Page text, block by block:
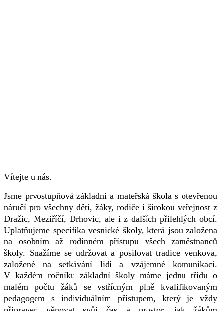
Vítejte u nás.
Jsme prvostupňová základní a mateřská škola s otevřenou
náručí pro všechny děti, žáky, rodiče i širokou veřejnost z
Dražic, Meziříčí, Drhovic, ale i z dalších přilehlých obcí.
Uplatňujeme specifika vesnické školy, která jsou založena
na osobním až rodinném přístupu všech zaměstnanců
školy. Snažíme se udržovat a posilovat tradice venkova,
založené na setkávání lidí a vzájemné komunikaci.
V každém ročníku základní školy máme jednu třídu o
malém počtu žáků se vstřícným plně kvalifikovaným
pedagogem s individuálním přístupem, který je vždy